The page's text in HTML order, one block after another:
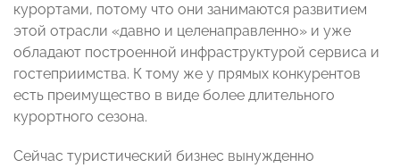
курортами, потому что они занимаются развитием
этой отрасли «давно и целенаправленно» и уже
обладают построенной инфраструктурой сервиса и
гостеприимства. К тому же у прямых конкурентов
есть преимущество в виде более длительного
курортного сезона.
Сейчас туристический бизнес вынужденно